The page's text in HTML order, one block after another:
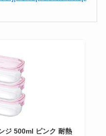
ジ 500ml ピンク 耐熱